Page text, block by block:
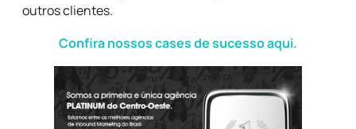
outros clientes.
Confira nossos cases de sucesso aqui.